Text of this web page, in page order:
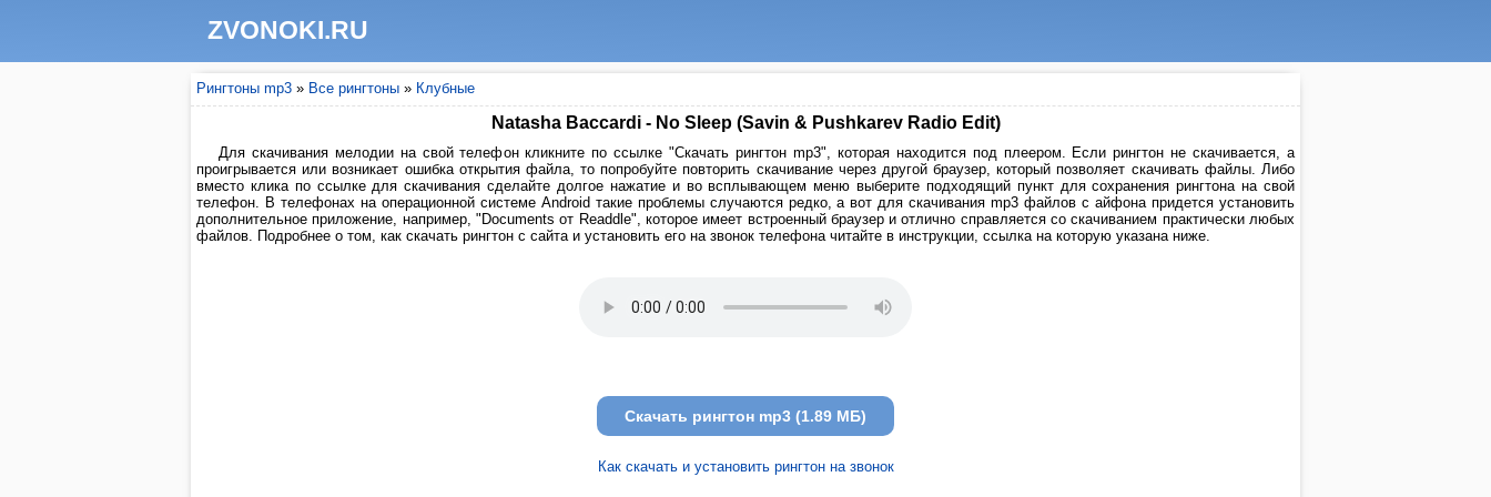
ZVONOKI.RU
Рингтоны mp3 » Все рингтоны » Клубные
Natasha Baccardi - No Sleep (Savin & Pushkarev Radio Edit)
Для скачивания мелодии на свой телефон кликните по ссылке "Скачать рингтон mp3", которая находится под плеером. Если рингтон не скачивается, а
проигрывается или возникает ошибка открытия файла, то попробуйте повторить скачивание через другой браузер, который позволяет скачивать файлы. Либо
вместо клика по ссылке для скачивания сделайте долгое нажатие и во всплывающем меню выберите подходящий пункт для сохранения рингтона на свой
телефон. В телефонах на операционной системе Android такие проблемы случаются редко, а вот для скачивания mp3 файлов с айфона придется установить
дополнительное приложение, например, "Documents от Readdle", которое имеет встроенный браузер и отлично справляется со скачиванием практически любых
файлов. Подробнее о том, как скачать рингтон с сайта и установить его на звонок телефона читайте в инструкции, ссылка на которую указана ниже.
Скачать рингтон mp3 (1.89 МБ)
Как скачать и установить рингтон на звонок